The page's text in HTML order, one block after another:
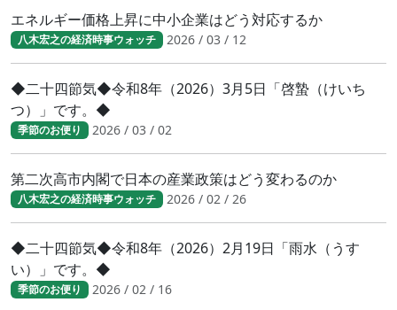
エネルギー価格上昇に中小企業はどう対応するか
八木宏之の経済時事ウォッチ 2026 / 03 / 12
◆二十四節気◆令和8年（2026）3月5日「啓蟄（けいち
つ）」です。◆
季節のお便り 2026 / 03 / 02
第二次高市内閣で日本の産業政策はどう変わるのか
八木宏之の経済時事ウォッチ 2026 / 02 / 26
◆二十四節気◆令和8年（2026）2月19日「雨水（うす
い）」です。◆
季節のお便り 2026 / 02 / 16